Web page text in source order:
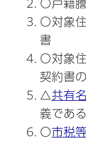
○戸籍
○対象住
書
○対象住
契約書
△共有
義であ
○市税